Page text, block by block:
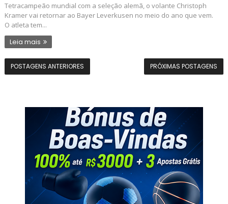
Tetracampeão mundial com a seleção alemã, o volante Christoph
Kramer vai retornar ao Bayer Leverkusen no meio do ano que vem.
O atleta tem...
Leia mais
POSTAGENS ANTERIORES PRÓXIMAS POSTAGENS